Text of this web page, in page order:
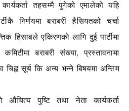
तहसम्मै पुगेको एमालेको यहि
निर्णयमा बराबरी हैसियतको चर्चा
हिसाबले एकिरणको लागि दुई पार्टीमा
बराबरी संख्या, प्रस्तावनामा
सूर्य कि अन्य भन्ने बिषयमा अन्तिम
औचित्य पुष्टि तथा नेता कार्यकर्ता